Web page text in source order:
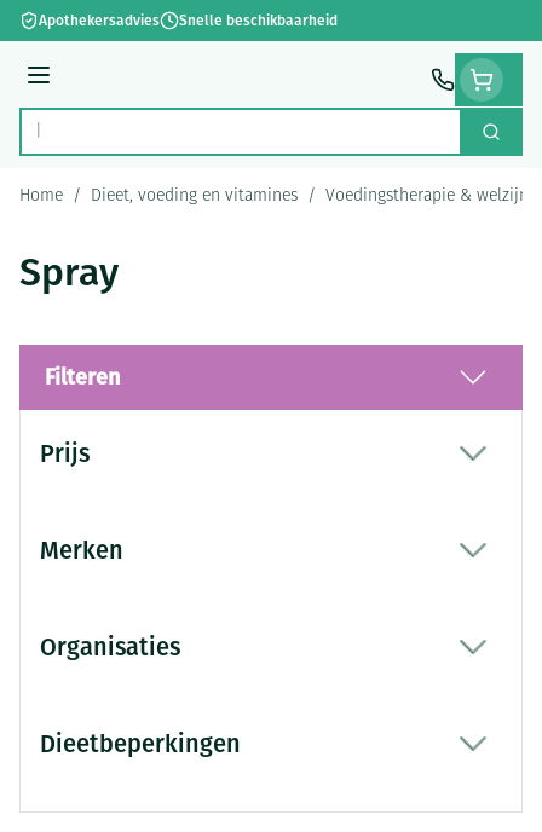
Ga naar de inhoud
Apothekersadvies Snelle beschikbaarheid
Menu
Product, merk, categorie... Zoek
Home / Dieet, voeding en vitamines / Voedingstherapie & welzijn
Spray
Filteren
Prijs
Merken
Organisaties
Dieetbeperkingen